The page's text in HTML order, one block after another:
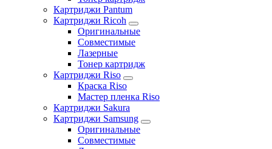
Картриджи Pantum
Картриджи Ricoh
Оригинальные
Совместимые
Лазерные
Тонер картридж
Картриджи Riso
Краска Riso
Мастер пленка Riso
Картриджи Sakura
Картриджи Samsung
Оригинальные
Совместимые